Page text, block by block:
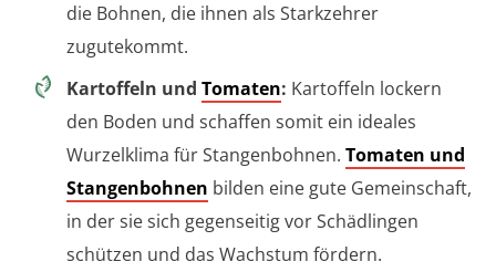
die Bohnen, die ihnen als Starkzehrer
zugutekommt.
Kartoffeln und Tomaten: Kartoffeln lockern
den Boden und schaffen somit ein ideales
Wurzelklima für Stangenbohnen. Tomaten und
Stangenbohnen bilden eine gute Gemeinschaft,
in der sie sich gegenseitig vor Schädlingen
schützen und das Wachstum fördern.